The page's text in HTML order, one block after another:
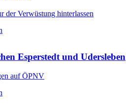
der Verwüstung hinterlassen
Esperstedt und Udersleben
auf ÖPNV